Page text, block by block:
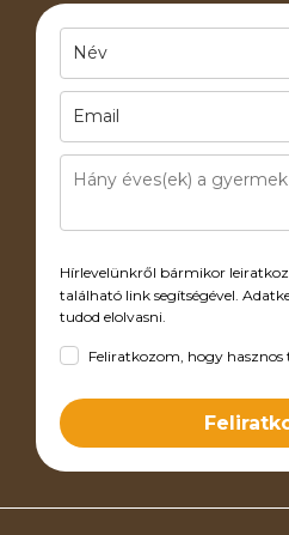
Hírlevelünkről bármikor
található link segítségével.
tudod elolvasni.
Feliratkozom, hogy